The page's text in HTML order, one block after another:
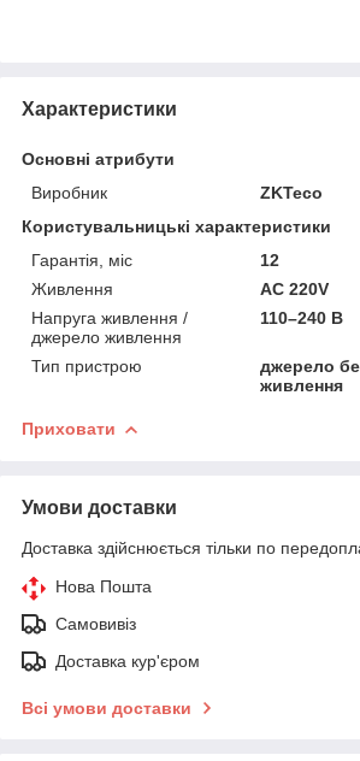
Характеристики
Основні атрибути
Виробник
ZKTeco
Користувальницькі характеристики
Гарантія, міс
12
Живлення
AC 220V
Напруга живлення /
джерело живлення
110–240 В
Тип пристрою
джерело
живлення
Приховати
Умови доставки
Доставка здійснюється тільки по
Нова Пошта
Самовивіз
Доставка кур'єром
Всі умови доставки